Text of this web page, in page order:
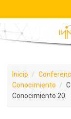
Pasar al contenido
Inicio
Conocimiento
Conocimiento 20